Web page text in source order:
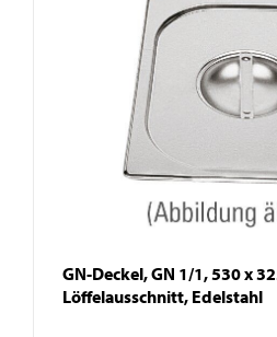
GN-Deckel, GN 1/1, 530 x
Löffelausschnitt, Edelstahl